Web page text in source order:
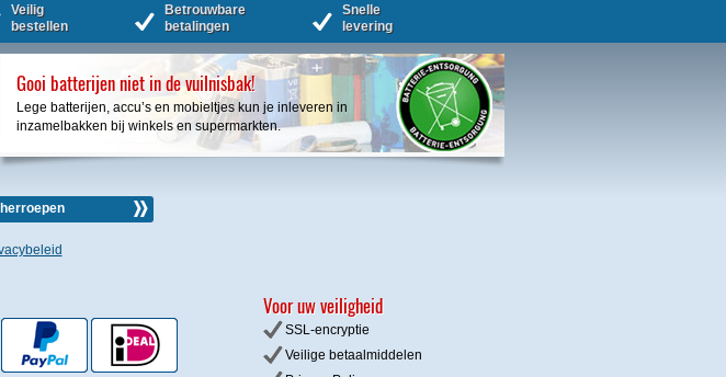
Veilig
bestellen
Betrouwbare
betalingen
Snelle
levering
Gooi batterijen niet in de vuilnisbak!
Lege batterijen, accu’s en mobieltjes kun je inleveren in
inzamelbakken bij winkels en supermarkten.
Voor uw veiligheid
SSL-encryptie
Veilige betaalmiddelen